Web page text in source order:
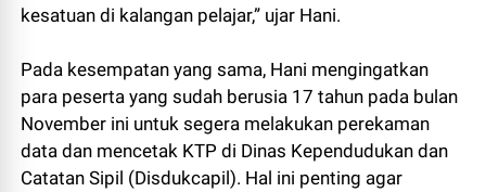
kesatuan di kalangan pelajar,” ujar Hani.
Pada kesempatan yang sama, Hani mengingatkan
para peserta yang sudah berusia 17 tahun pada bulan
November ini untuk segera melakukan perekaman
data dan mencetak KTP di Dinas Kependudukan dan
Catatan Sipil (Disdukcapil). Hal ini penting agar